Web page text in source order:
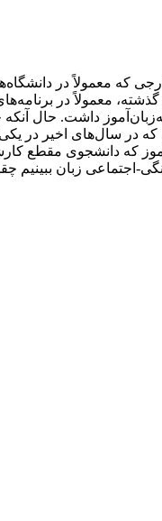
که معمولاً در
معمولاً در
داشت. حال
در سال‌های اخیر در
دانشجوی مقطع
اجتماعی زبان ببینیم